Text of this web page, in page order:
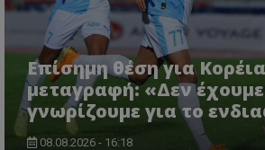
Επίσημη θέση για
μεταγραφή: «Δεν
γνωρίζουμε για το
08.08.2026 - 16:18